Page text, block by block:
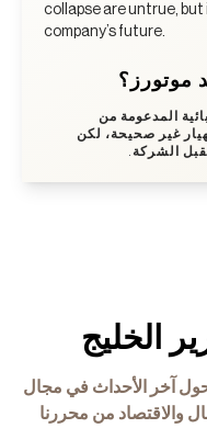
collapse are untrue,
company’s future.
موتورز؟
المدعومة من
غير صحيحة، لكن
الشركة.
الخليج
حول آخر الأحداث في مجال
والاقتصاد من محررنا